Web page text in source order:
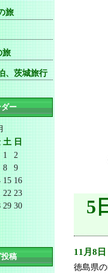
5
11月8
徳島県
旅
旅
、茨城旅行
ー
土 日
1
2
8
9
15 16
22 23
29 30
稿